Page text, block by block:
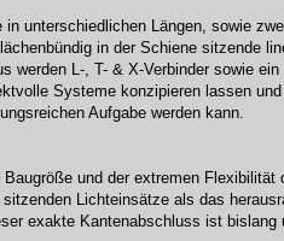
in unterschiedlichen Längen, sowie
in der Schiene sitzende
werden L-, T- & X-Verbinder sowie ein
Systeme konzipieren lassen
Aufgabe werden kann.
Baugröße und der extremen
Lichteinsätze als das
exakte Kantenabschluss ist bislang